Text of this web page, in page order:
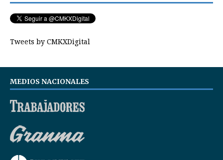
Tweets by CMKXDigital
MEDIOS NACIONALES